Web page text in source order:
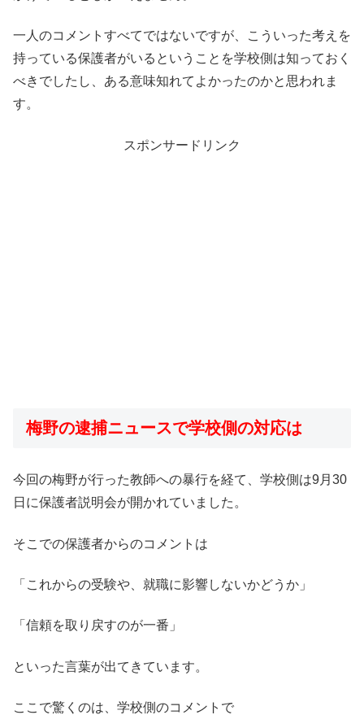
一人のコメントすべてではないですが、こういった考えを
持っている保護者がいるということを学校側は知っておく
べきでしたし、ある意味知れてよかったのかと思われま
す。
スポンサードリンク
梅野の逮捕ニュースで学校側の対応は
今回の梅野が行った教師への暴行を経て、学校側は9月30
日に保護者説明会が開かれていました。
そこでの保護者からのコメントは
「これからの受験や、就職に影響しないかどうか」
「信頼を取り戻すのが一番」
といった言葉が出てきています。
ここで驚くのは、学校側のコメントで